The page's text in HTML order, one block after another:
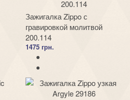
Зажигалка Zippo с
гравировкой молитвой
200.114
1475 грн.